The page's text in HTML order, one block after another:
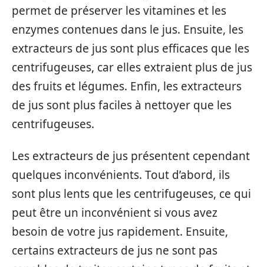
permet de préserver les vitamines et les
enzymes contenues dans le jus. Ensuite, les
extracteurs de jus sont plus efficaces que les
centrifugeuses, car elles extraient plus de jus
des fruits et légumes. Enfin, les extracteurs
de jus sont plus faciles à nettoyer que les
centrifugeuses.
Les extracteurs de jus présentent cependant
quelques inconvénients. Tout d’abord, ils
sont plus lents que les centrifugeuses, ce qui
peut être un inconvénient si vous avez
besoin de votre jus rapidement. Ensuite,
certains extracteurs de jus ne sont pas